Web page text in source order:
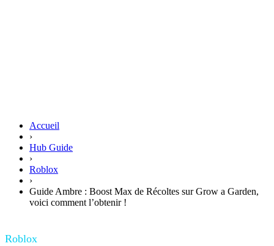
Accueil
›
Hub Guide
›
Roblox
›
Guide Ambre : Boost Max de Récoltes sur Grow a Garden,
voici comment l’obtenir !
Roblox